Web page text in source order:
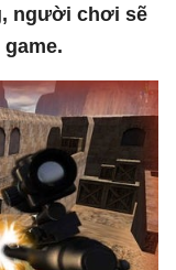
người chơi sẽ